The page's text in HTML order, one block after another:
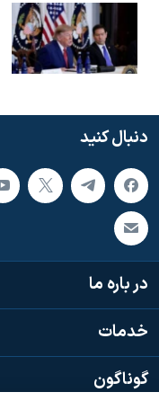
دنبال کنید
در باره ما
خدمات
گوناگون